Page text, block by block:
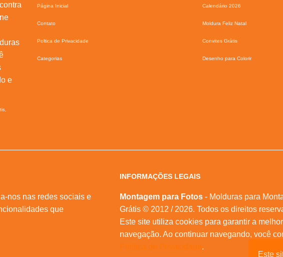
Este
e
Página Inicial
Contato
Poltica de Privacidade
Categorias
Calendário 2026
Moldura Feliz Natal
Convites Grátis
Desenho para Colorir
nos nas redes sociais e
que
INFORMAÇÕES LEGAIS
Montagem para Fotos - Molduras para
Grátis © 2012 / 2026. Todos os direitos
Este site utiliza cookies para garantir a
navegação. Ao continuar navegando, você
Política de Privacidade.